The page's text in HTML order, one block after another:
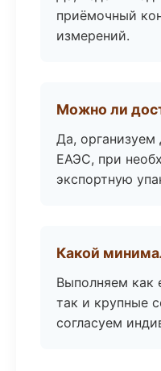
приёмочный
измерений.
Можно ли
Да,
ЕАЭС, при
экспортную
Какой
Выполняем как
так и крупные
согласуем